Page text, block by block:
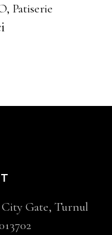
, Patiserie
City Gate, Turnul